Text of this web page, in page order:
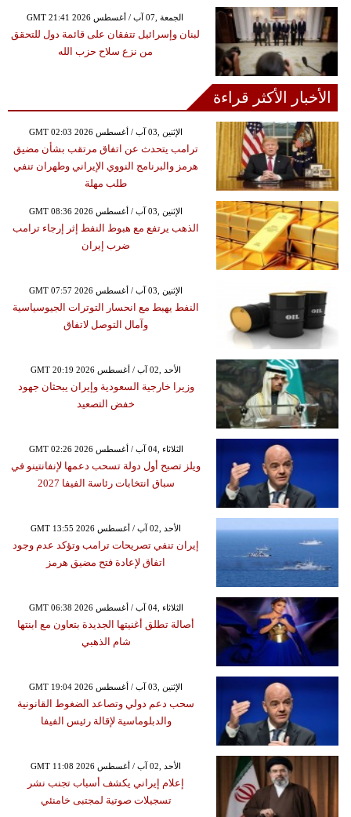
GMT 21:41 2026 الجمعة ,07 آب / أغسطس
لبنان وإسرائيل تتفقان على قائمة دول للتحقق
من نزع سلاح حزب الله
الأخبار الأكثر قراءة
GMT 02:03 2026 الإثنين ,03 آب / أغسطس
ترامب يتحدث عن اتفاق مرتقب بشأن مضيق
هرمز والبرنامج النووي الإيراني وطهران تنفي
طلب مهلة
GMT 08:36 2026 الإثنين ,03 آب / أغسطس
الذهب يرتفع مع هبوط النفط إثر إرجاء ترامب
ضرب إيران
GMT 07:57 2026 الإثنين ,03 آب / أغسطس
النفط يهبط مع انحسار التوترات الجيوسياسية
وآمال التوصل لاتفاق
GMT 20:19 2026 الأحد ,02 آب / أغسطس
وزيرا خارجية السعودية وإيران يبحثان جهود
خفض التصعيد
GMT 02:26 2026 الثلاثاء ,04 آب / أغسطس
ويلز تصبح أول دولة تسحب دعمها لإنفانتينو في
سباق انتخابات رئاسة الفيفا 2027
GMT 13:55 2026 الأحد ,02 آب / أغسطس
إيران تنفي تصريحات ترامب وتؤكد عدم وجود
اتفاق لإعادة فتح مضيق هرمز
GMT 06:38 2026 الثلاثاء ,04 آب / أغسطس
أصالة تطلق أغنيتها الجديدة بتعاون مع ابنتها
شام الذهبي
GMT 19:04 2026 الإثنين ,03 آب / أغسطس
سحب دعم دولي وتصاعد الضغوط القانونية
والدبلوماسية لإقالة رئيس الفيفا
GMT 11:08 2026 الأحد ,02 آب / أغسطس
إعلام إيراني يكشف أسباب تجنب نشر
تسجيلات صوتية لمجتبى خامنئي